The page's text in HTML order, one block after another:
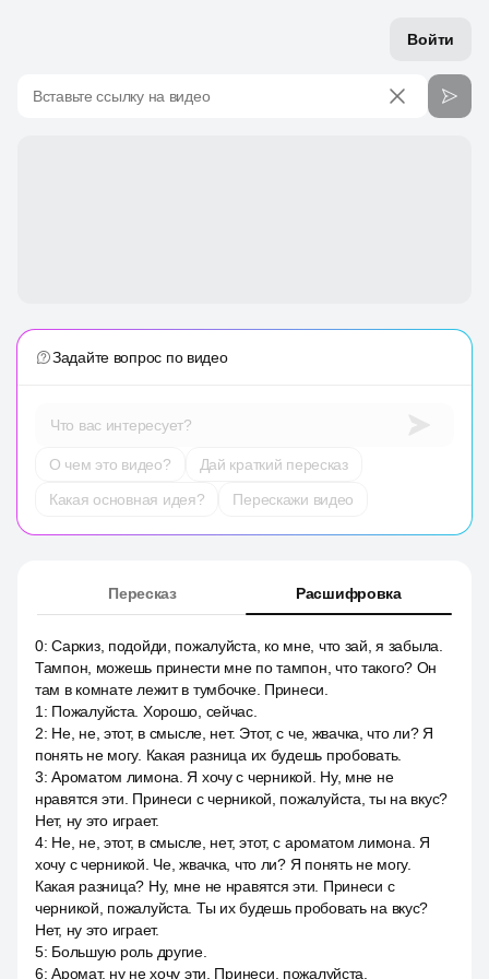
Войти
Вставьте ссылку на видео
Задайте вопрос по видео
Что вас интересует?
О чем это видео?
Дай краткий пересказ
Какая основная идея?
Перескажи видео
Пересказ Расшифровка
0:Саркиз, подойди, пожалуйста, ко мне, что зай, я забыла.
Тампон, можешь принести мне по тампон, что такого? Он
там в комнате лежит в тумбочке. Принеси.
1 : Пожалуйста. Хорошо, сейчас.
2: Не, не, этот, в смысле, нет. Этот, с че, жвачка, что ли? Я
понять не могу. Какая разница их будешь пробовать.
3:Ароматом лимона. Я хочу с черникой. Ну, мне не
нравятся эти. Принеси с черникой, пожалуйста, ты на вкус?
Нет, ну это играет.
4: Не, не, этот, в смысле, нет, этот, с ароматом лимона. Я
хочу с черникой. Че, жвачка, что ли? Я понять не могу.
Какая разница? Ну, мне не нравятся эти. Принеси с
черникой, пожалуйста. Ты их будешь пробовать на вкус?
Нет, ну это играет.
5: Большую роль другие.
6:Аромат, ну не хочу эти. Принеси, пожалуйста.